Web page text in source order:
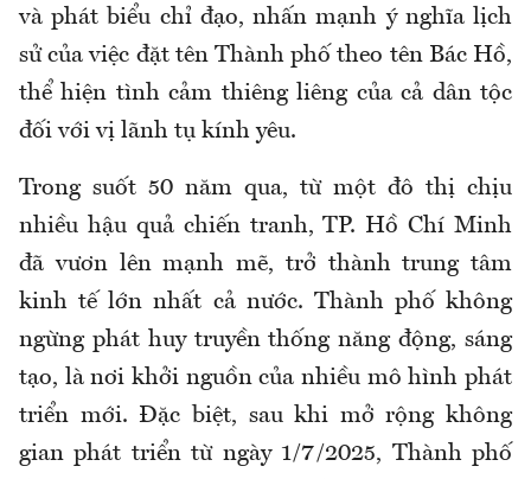
và phát biểu chỉ đạo, nhấn mạnh ý nghĩa lịch
sử của việc đặt tên Thành phố theo tên Bác Hồ,
thể hiện tình cảm thiêng liêng của cả dân tộc
đối với vị lãnh tụ kính yêu.
Trong suốt 50 năm qua, từ một đô thị chịu
nhiều hậu quả chiến tranh, TP. Hồ Chí Minh
đã vươn lên mạnh mẽ, trở thành trung tâm
kinh tế lớn nhất cả nước. Thành phố không
ngừng phát huy truyền thống năng động, sáng
tạo, là nơi khởi nguồn của nhiều mô hình phát
triển mới. Đặc biệt, sau khi mở rộng không
gian phát triển từ ngày 1/7/2025, Thành phố